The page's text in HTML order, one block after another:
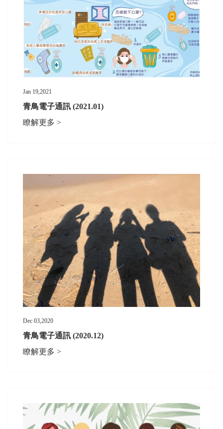
Jan 19,2021
青鳥電子通訊 (2021.01)
瞭解更多 >
Dec 03,2020
青鳥電子通訊 (2020.12)
瞭解更多 >